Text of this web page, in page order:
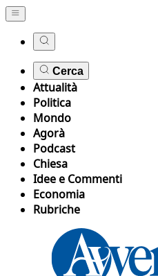
Cerca
Attualità
Politica
Mondo
Agorà
Podcast
Chiesa
Idee e Commenti
Economia
Rubriche